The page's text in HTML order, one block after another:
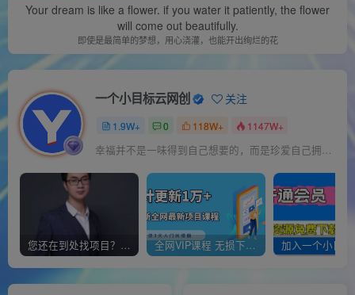
Your dream is like a flower. if you water it patiently, the flower
will come out beautifully.
即使是最简单的梦想，用心浇灌，也能开出绚烂的花
一个小目标云网创 关注
1.9W+ 0 118W+ 1147W+
幸福并不是一味得到自己想要的，而是珍爱自己拥有的
您还在到处找项目？还在当韭菜？我靠经营“一个小目标网创商城”年入百W+，曾经我也负债累累! 全网VIP课程 无损下载~